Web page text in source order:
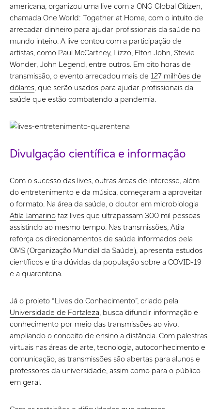
americana, organizou uma live com a ONG Global Citizen,
chamada One World: Together at Home,com o intuito de
arrecadar dinheiro para ajudar profissionais da saúde no
mundo inteiro. A live contou com a participação de
artistas, como Paul McCartney, Lizzo, Elton John, Stevie
Wonder, John Legend, entre outros. Em oito horas de
transmissão, o evento arrecadou mais de 127 milhões de
dólares, que serão usados para ajudar profissionais da
saúde que estão combatendo a pandemia.
Divulgação científica e informação
Com o sucesso das lives, outras áreas de interesse, além
do entretenimento e da música, começaram a aproveitar
o formato. Na área da saúde, o doutor em microbiologia
Atila Iamarinofaz lives que ultrapassam 300 mil pessoas
assistindo ao mesmo tempo. Nas transmissões, Atila
reforça os direcionamentos de saúde informados pela
OMS (Organização Mundial da Saúde), apresenta estudos
científicos e tira dúvidas da população sobre a COVID-19
e a quarentena.
Já o projeto “Lives do Conhecimento”, criado pela
Universidade de Fortaleza, busca difundir informação e
conhecimento por meio das transmissões ao vivo,
ampliando o conceito de ensino a distância. Com palestras
virtuais nas áreas de arte, tecnologia, autoconhecimento e
comunicação, as transmissões são abertas para alunos e
professores da universidade, assim como para o público
em geral.